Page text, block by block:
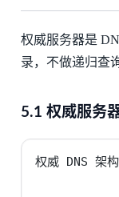
权威服务器是
录，不做递归查
5.1 权威服务
权威 DNS 架